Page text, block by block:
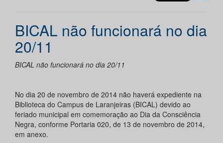
BICAL não funcionará no dia
20/11
BICAL não funcionará no dia 20/11
No dia 20 de novembro de 2014 não haverá expediente na
Biblioteca do Campus de Laranjeiras (BICAL) devido ao
feriado municipal em comemoração ao Dia da Consciência
Negra, conforme Portaria 020, de 13 de novembro de 2014,
em anexo.